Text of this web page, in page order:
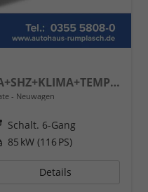
Classic Selection KAMERA+SHZ+KLIMA+TEMPOMAT+LED+16" LM
Neuwagen
Schalt. 6-Gang
85 kW (116 PS)
Details